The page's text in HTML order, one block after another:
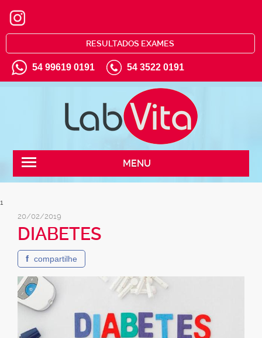
RESULTADOS EXAMES
54 99619 0191 54 3522 0191
MENU
1
20/02/2019
DIABETES
f compartilhe